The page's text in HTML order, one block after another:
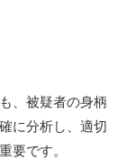
、被疑者の身柄
に分析し、適切
要です。